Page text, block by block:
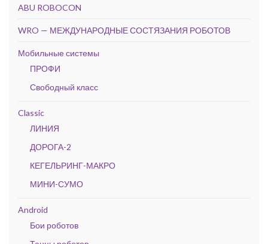
ABU ROBOCON
WRO — МЕЖДУНАРОДНЫЕ СОСТЯЗАНИЯ РОБОТОВ
Мобильные системы
ПРОФИ
Свободный класс
Classic
ЛИНИЯ
ДОРОГА-2
КЕГЕЛЬРИНГ-МАКРО
МИНИ-СУМО
Android
Бои роботов